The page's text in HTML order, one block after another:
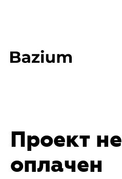
Проект не
оплачен